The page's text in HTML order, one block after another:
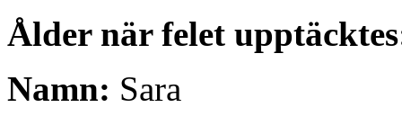
Ålder när felet
Namn: Sara